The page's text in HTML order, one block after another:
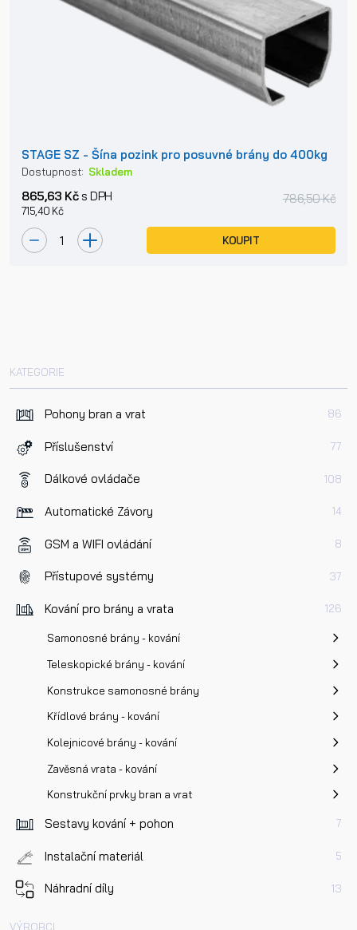
KATEGORIE
Pohony bran a vrat 86
Příslušenství 77
Dálkové ovládače 108
Automatické Závory 14
GSM a WIFI ovládání 8
Přístupové systémy 37
Kování pro brány a vrata 126
Samonosné brány - kování
Teleskopické brány - kování
Konstrukce samonosné brány
Křídlové brány - kování
Kolejnicové brány - kování
Zavěsná vrata - kování
Konstrukční prvky bran a vrat
Sestavy kování + pohon 7
Instalační materiál 5
Náhradní díly 13
VÝROBCI
STAGE SZ - Šína pozink pro posuvné brány do 400kg
Dostupnost: Skladem
865,63 Kčs DPH
715,40 Kč
786,50 Kč
KOUPIT